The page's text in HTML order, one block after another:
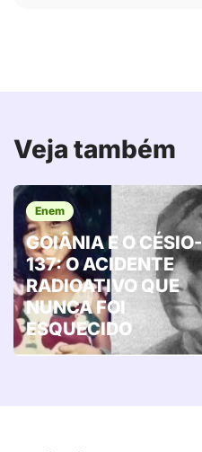
Veja também
Enem
GOIÂNIA E O CÉSIO-
137: O ACIDENTE
RADIOATIVO QUE
NUNCA FOI
ESQUECIDO